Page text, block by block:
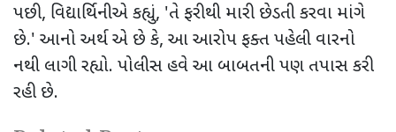
પછી, વિદ્યાર્થિનીએ કહ્યું, 'તે ફરીથી મારી છેડતી કરવા માંગે
છે.' આનો અર્થ એ છે કે, આ આરોપ ફક્ત પહેલી વારનો
નથી લાગી રહ્યો. પોલીસ હવે આ બાબતની પણ તપાસ કરી
રહી છે.